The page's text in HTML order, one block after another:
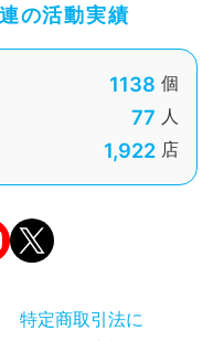
の活動実績
1138 個
77 人
1,922 店
特定商取引法に